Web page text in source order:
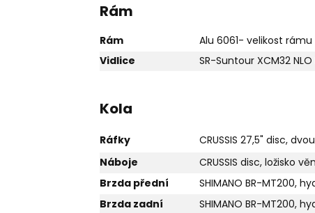
Rám
Rám
Alu 6061- velikost rámu
Vidlice
SR-Suntour XCM32
Kola
Ráfky
CRUSSIS 27,5" disc,
Náboje
CRUSSIS disc, ložisko
Brzda přední
SHIMANO BR-MT200,
Brzda zadní
SHIMANO BR-MT200,